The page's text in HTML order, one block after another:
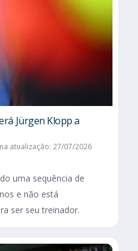
Jürgen Klopp a
atualização: 27/07/2026
uma sequência de
e não está
ser seu treinador.